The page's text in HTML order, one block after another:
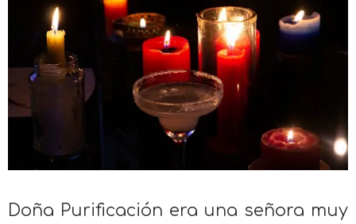
Doña Purificación era una señora muy